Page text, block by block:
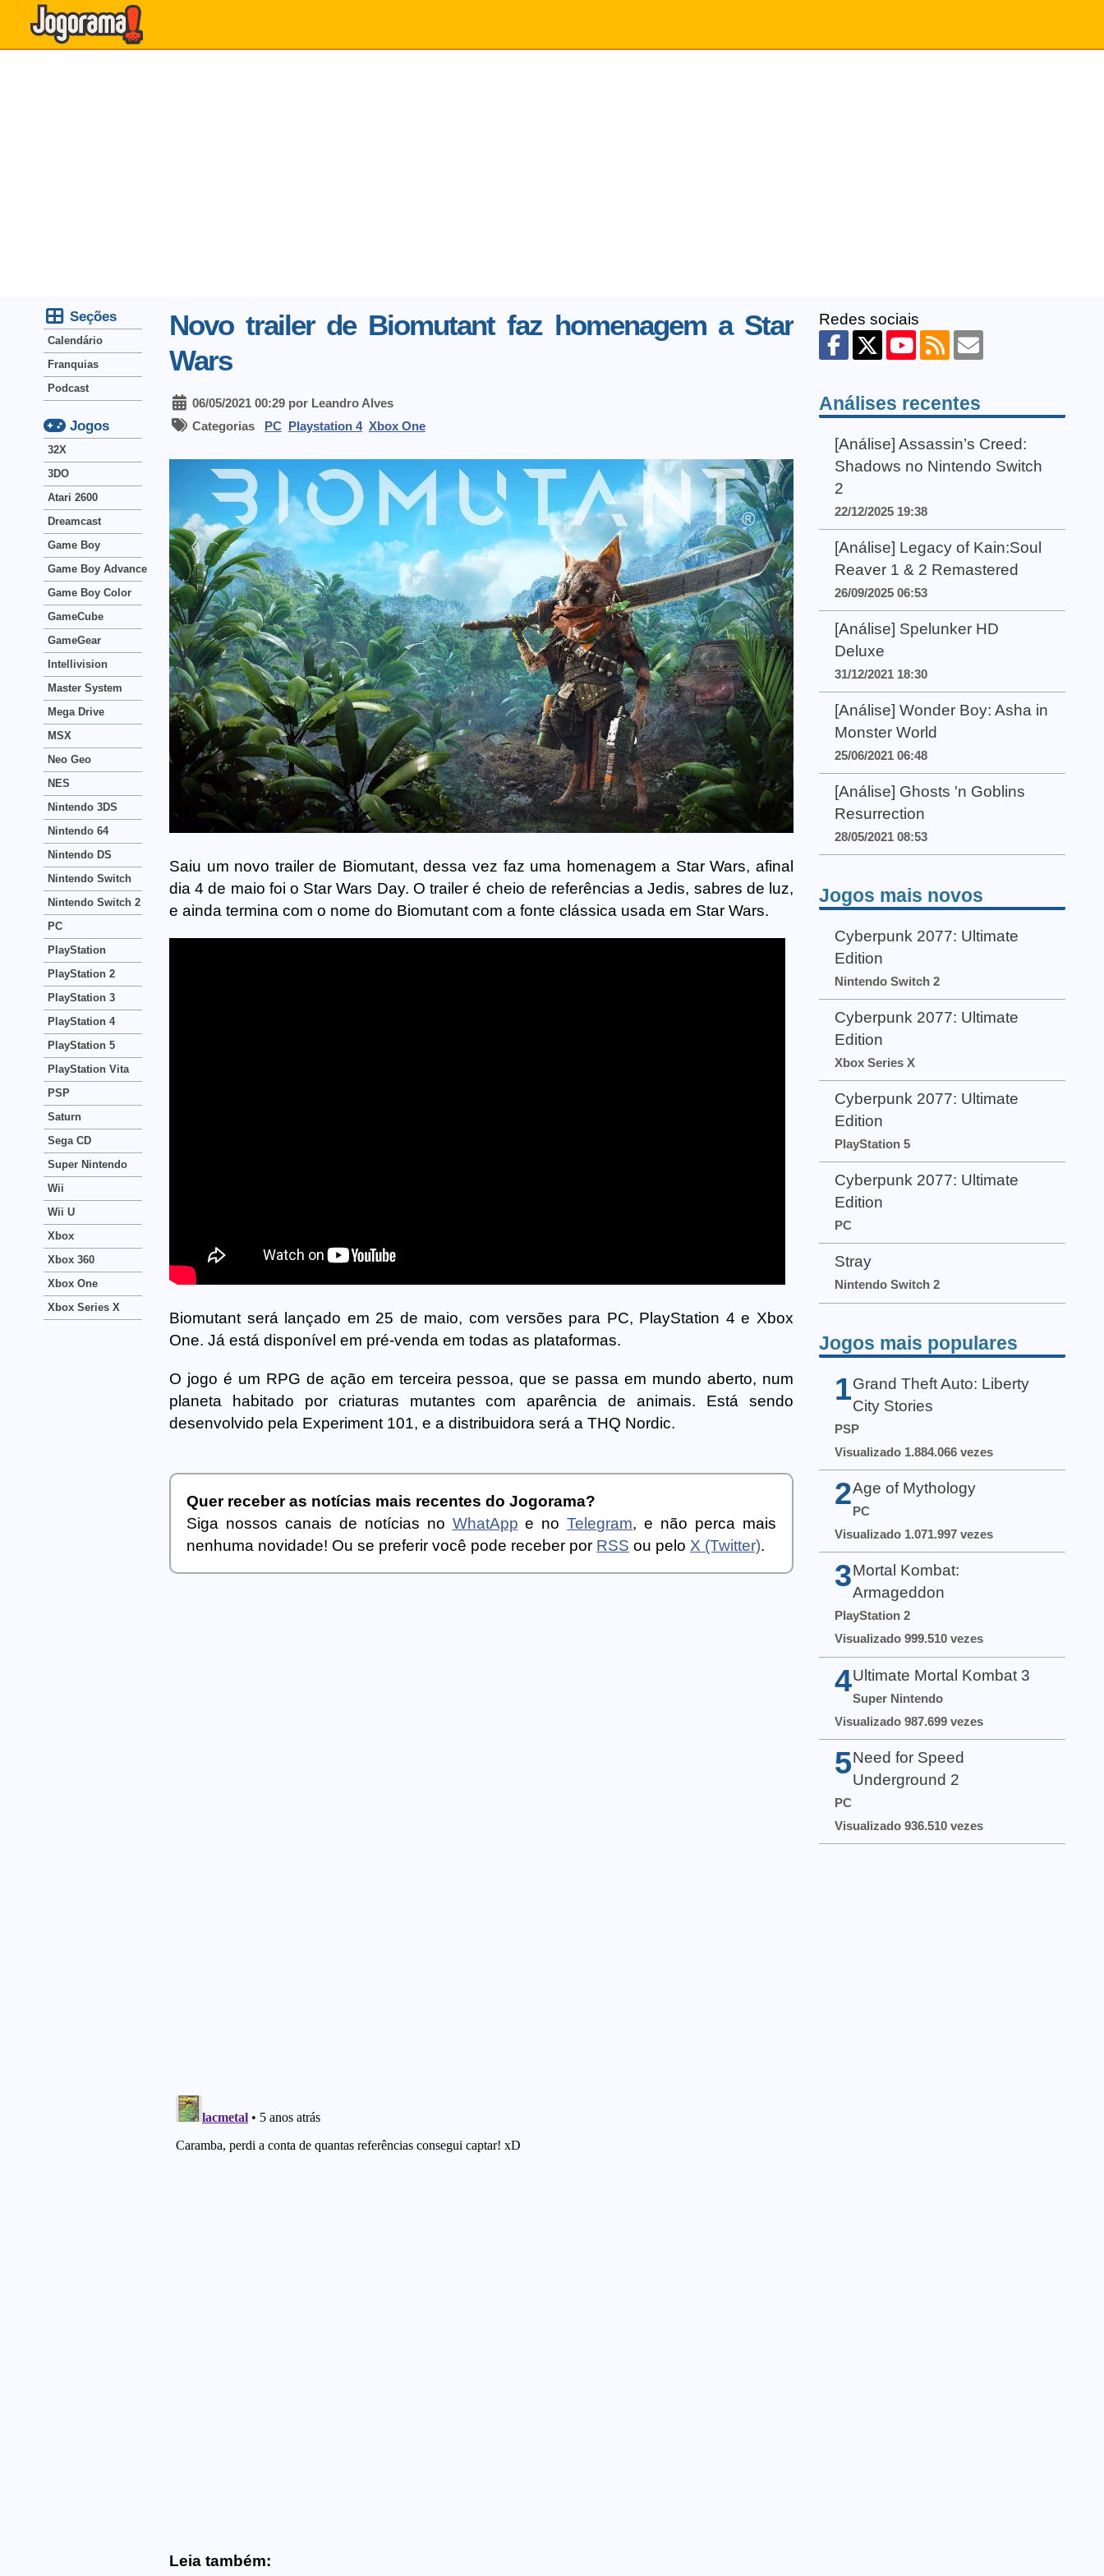
Novo trailer de Biomutant faz homenagem a Star
Wars
06/05/2021 00:29 por Leandro Alves
Categorias PC Playstation 4 Xbox One
Saiu um novo trailer de Biomutant, dessa vez faz uma homenagem a Star Wars, afinal
dia 4 de maio foi o Star Wars Day. O trailer é cheio de referências a Jedis, sabres de luz,
e ainda termina com o nome do Biomutant com a fonte clássica usada em Star Wars.
Biomutant será lançado em 25 de maio, com versões para PC, PlayStation 4 e Xbox
One. Já está disponível em pré-venda em todas as plataformas.
O jogo é um RPG de ação em terceira pessoa, que se passa em mundo aberto, num
planeta habitado por criaturas mutantes com aparência de animais. Está sendo
desenvolvido pela Experiment 101, e a distribuidora será a THQ Nordic.
Quer receber as notícias mais recentes do Jogorama?
Siga nossos canais de notícias no WhatApp e noTelegram, e não perca mais
nenhuma novidade! Ou se preferir você pode receber por RSS ou pelo X (Twitter).
Leia também:
Seções
Calendário
Franquias
Podcast
Jogos
32X
3DO
Atari 2600
Dreamcast
Game Boy
Game Boy Advance
Game Boy Color
GameCube
GameGear
Intellivision
Master System
Mega Drive
MSX
Neo Geo
NES
Nintendo 3DS
Nintendo 64
Nintendo DS
Nintendo Switch
Nintendo Switch 2
PC
PlayStation
PlayStation 2
PlayStation 3
PlayStation 4
PlayStation 5
PlayStation Vita
PSP
Saturn
Sega CD
Super Nintendo
Wii
Wii U
Xbox
Xbox 360
Xbox One
Xbox Series X
Redes sociais
Análises recentes
[Análise] Assassin’s Creed:
Shadows no Nintendo Switch
2
22/12/2025 19:38
[Análise] Legacy of Kain:Soul
Reaver 1 & 2 Remastered
26/09/2025 06:53
[Análise] Spelunker HD
Deluxe
31/12/2021 18:30
[Análise] Wonder Boy: Asha in
Monster World
25/06/2021 06:48
[Análise] Ghosts 'n Goblins
Resurrection
28/05/2021 08:53
Jogos mais novos
Cyberpunk 2077: Ultimate
Edition
Nintendo Switch 2
Cyberpunk 2077: Ultimate
Edition
Xbox Series X
Cyberpunk 2077: Ultimate
Edition
PlayStation 5
Cyberpunk 2077: Ultimate
Edition
PC
Stray
Nintendo Switch 2
Jogos mais populares
1 Grand Theft Auto: Liberty
City Stories
PSP
Visualizado 1.884.066 vezes
2Age of Mythology
PC
Visualizado 1.071.997 vezes
3 Mortal Kombat:
Armageddon
PlayStation 2
Visualizado 999.510 vezes
4 Ultimate Mortal Kombat 3
Super Nintendo
Visualizado 987.699 vezes
5 Need for Speed
Underground 2
PC
Visualizado 936.510 vezes